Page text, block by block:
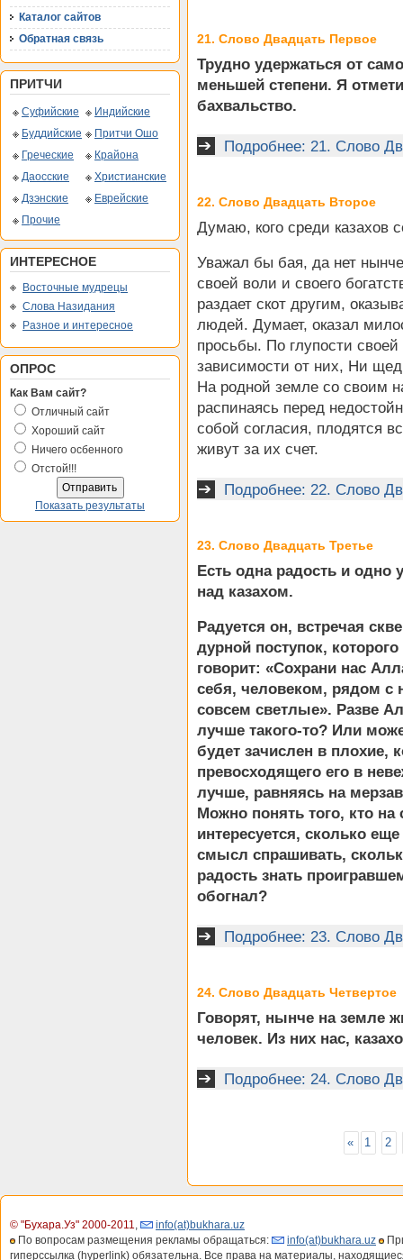
Каталог сайтов
Обратная связь
ПРИТЧИ
Суфийские
Индийские
Буддийские
Притчи Ошо
Греческие
Крайона
Даосские
Христианские
Дзэнские
Еврейские
Прочие
ИНТЕРЕСНОЕ
Восточные мудрецы
Слова Назидания
Разное и интересное
ОПРОС
Как Вам сайт?
Отличный сайт
Хороший сайт
Ничего осбенного
Отстой!!!
Показать результаты
21. Слово Двадцать Первое
Трудно удержаться от
меньшей степени. Я
бахвальство.
Подробнее: 21. Слово
22. Слово Двадцать Второе
Думаю, кого среди казахов
Уважал бы бая, да нет
своей воли и своего
раздает скот другим,
людей. Думает, оказал
просьбы. По глупости
зависимости от них, Ни
На родной земле со своим
распинаясь перед
собой согласия, плодятся
живут за их счет.
Подробнее: 22. Слово
23. Слово Двадцать Третье
Есть одна радость и одно
над казахом.
Радуется он, встречая
дурной поступок,
говорит: «Сохрани нас
себя, человеком, рядом
совсем светлые». Разве
лучше такого-то? Или
будет зачислен в плохие,
превосходящего его в
лучше, равняясь на
Можно понять того, кто
интересуется, сколько
смысл спрашивать,
радость знать
обогнал?
Подробнее: 23. Слово
24. Слово Двадцать Четвертое
Говорят, нынче на земле
человек. Из них нас,
Подробнее: 24. Слово
« 1 2
© "Бухара.Уз" 2000-2011,
info(at)bukhara.uz
По вопросам размещения рекламы обращаться:
info(at)bukhara.uz
гиперссылка (hyperlink) обязательна. Все права на материалы,